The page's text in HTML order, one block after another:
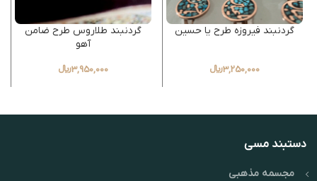
گردنبند فیروزه طرح یا حسین
3,250,000﷼
گردنبند طلاروس طرح ضامن
آهو
3,950,000﷼
دستبند مسی
مجسمه مذهبی